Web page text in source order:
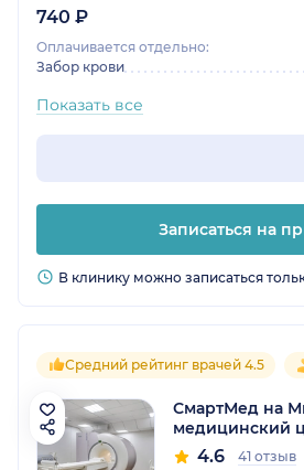
740 ₽
Оплачивается отдельно:
Забор крови
Показать все
Записаться на
В клинику можно записаться
Средний рейтинг врачей 4.5
СмартМед на
медицинский
4.6 41 отзыв